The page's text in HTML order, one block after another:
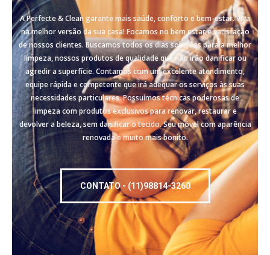
A Perfecte & Clean garante mais saúde, conforto e bem-estar. Viva
na melhor versão da sua casa! Focamos no bem estar e satisfação
de nossos clientes. Buscamos todos os dias soluções para a melhor
limpeza, nossos produtos de qualidade que não irão danificar ou
agredir a superfície. Contamos com um excelente atendimento,
equipe rápida e competente que irá adequar os serviços às suas
necessidades particulares. Possuímos técnicas poderosas de
limpeza com produtos exclusivos para renovar, restaurar e
devolver a beleza, sem danificar o tecido. Seu móvel com aparência
renovada e muito mais bonito.
CONTATO - (11)98814-3260